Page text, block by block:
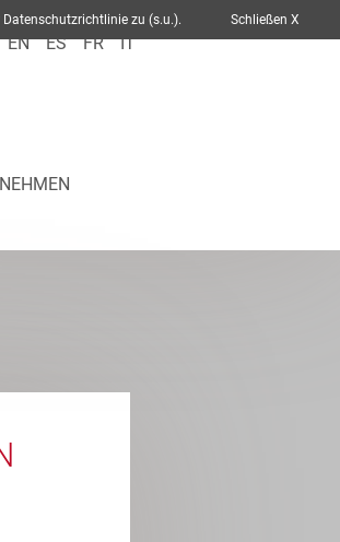
EN ES FR IT
Datenschutzrichtlinie zu (s.u.). Schließen X